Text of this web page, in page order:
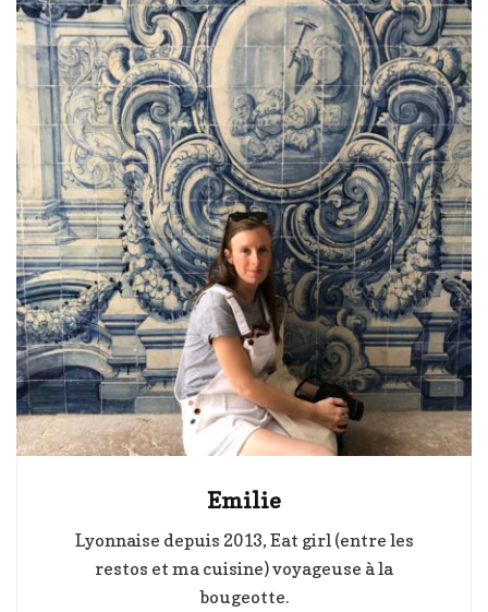
Emilie
Lyonnaise depuis 2013, Eat girl (entre les
restos et ma cuisine) voyageuse à la
bougeotte.